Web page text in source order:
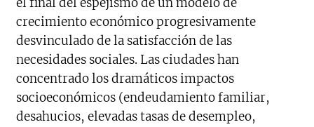
crecimiento económico progresivamente
desvinculado de la satisfacción de las
necesidades sociales. Las ciudades han
concentrado los dramáticos impactos
socioeconómicos (endeudamiento familiar,
desahucios, elevadas tasas de desempleo,